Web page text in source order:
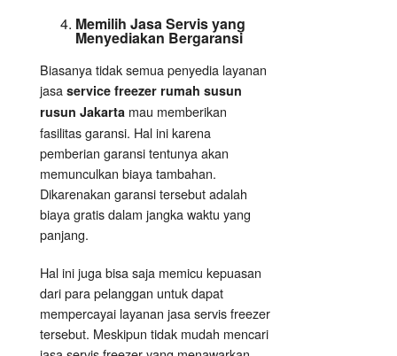
Memilih Jasa Servis yang
Menyediakan Bergaransi
Biasanya tidak semua penyedia layanan
jasa service freezer rumah susun
rusun Jakarta mau memberikan
fasilitas garansi. Hal ini karena
pemberian garansi tentunya akan
memunculkan biaya tambahan.
Dikarenakan garansi tersebut adalah
biaya gratis dalam jangka waktu yang
panjang.
Hal ini juga bisa saja memicu kepuasan
dari para pelanggan untuk dapat
mempercayai layanan jasa servis freezer
tersebut. Meskipun tidak mudah mencari